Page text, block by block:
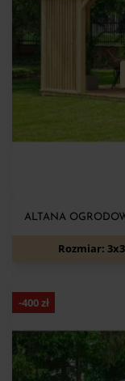
ALTANA
Rozmiar:
-400zł